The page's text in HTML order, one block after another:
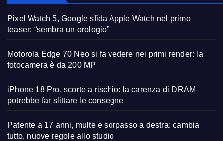
Pixel Watch 5, Google sfida Apple Watch nel primo
teaser: “sembra un orologio”
Motorola Edge 70 Neo si fa vedere nei primi render: la
fotocamera è da 200 MP
iPhone 18 Pro, scorte a rischio: la carenza di DRAM
potrebbe far slittare le consegne
Patente a 17 anni, multe e sorpasso a destra: cambia
tutto, nuove regole allo studio